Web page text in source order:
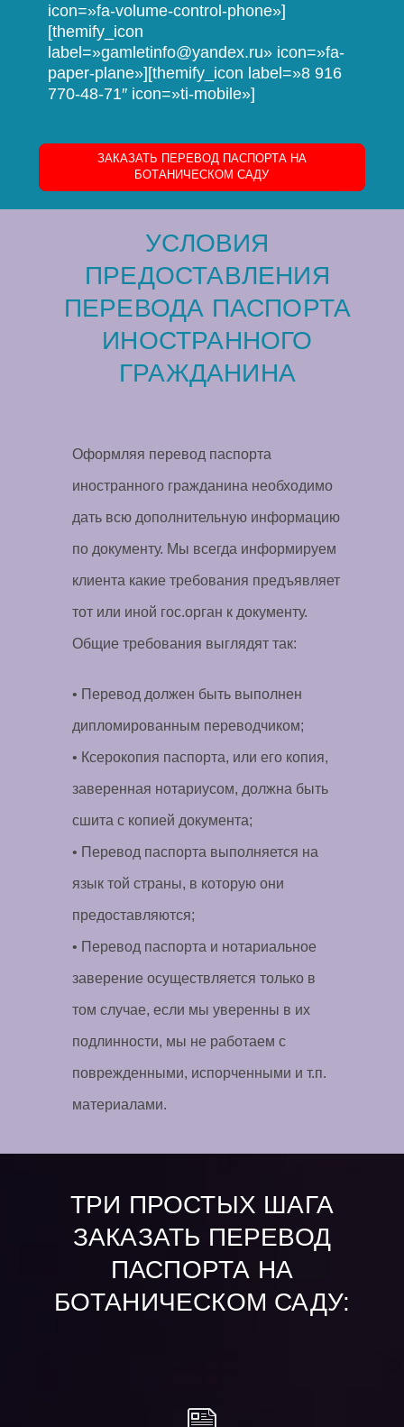
icon=»fa-volume-control-phone»]
[themify_icon
label=»gamletinfo@yandex.ru» icon=»fa-
paper-plane»][themify_icon label=»8 916
770-48-71″ icon=»ti-mobile»]
ЗАКАЗАТЬ ПЕРЕВОД ПАСПОРТА НА
БОТАНИЧЕСКОМ САДУ
УСЛОВИЯ
ПРЕДОСТАВЛЕНИЯ
ПЕРЕВОДА ПАСПОРТА
ИНОСТРАННОГО
ГРАЖДАНИНА
Оформляя перевод паспорта
иностранного гражданина необходимо
дать всю дополнительную информацию
по документу. Мы всегда информируем
клиента какие требования предъявляет
тот или иной гос.орган к документу.
Общие требования выглядят так:
• Перевод должен быть выполнен
дипломированным переводчиком;
• Ксерокопия паспорта, или его копия,
заверенная нотариусом, должна быть
сшита с копией документа;
• Перевод паспорта выполняется на
язык той страны, в которую они
предоставляются;
• Перевод паспорта и нотариальное
заверение осуществляется только в
том случае, если мы уверенны в их
подлинности, мы не работаем с
поврежденными, испорченными и т.п.
материалами.
ТРИ ПРОСТЫХ ШАГА
ЗАКАЗАТЬ ПЕРЕВОД
ПАСПОРТА НА
БОТАНИЧЕСКОМ САДУ: